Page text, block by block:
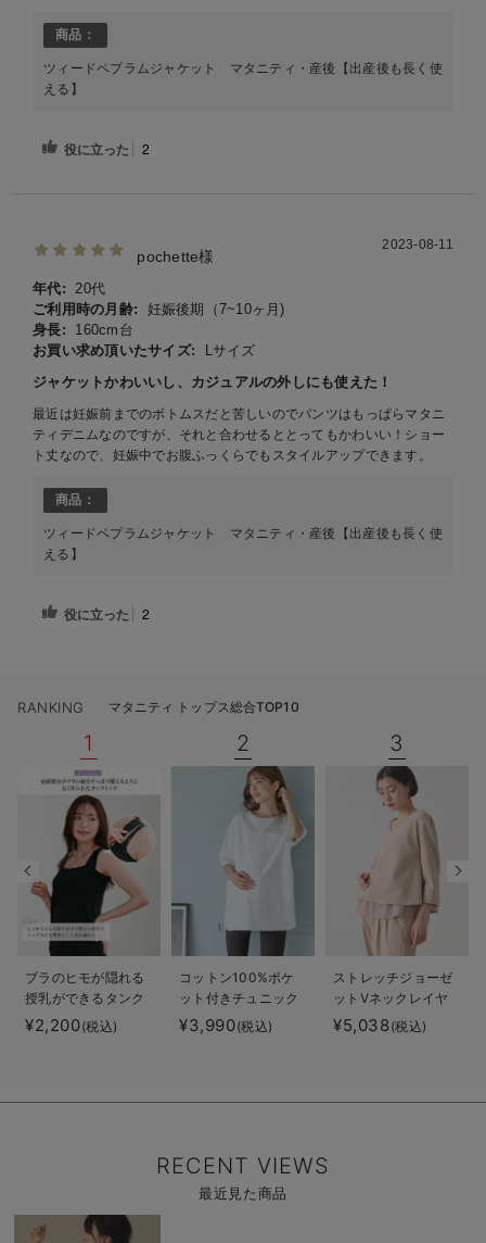
商品：
ツィードペプラムジャケット マタニティ・産後【出産後も長く使
える】
役に立った 2
pochette様
2023-08-11
年代: 20代
ご利用時の月齢:
妊娠後期（7~10ヶ月)
身長:
160cm台
お買い求め頂いたサイズ:
Lサイズ
ジャケットかわいいし、カジュアルの外しにも使えた！
最近は妊娠前までのボトムスだと苦しいのでパンツはもっぱらマタニ
ティデニムなのですが、それと合わせるととってもかわいい！ショー
ト丈なので、妊娠中でお腹ふっくらでもスタイルアップできます。
商品：
ツィードペプラムジャケット マタニティ・産後【出産後も長く使
える】
役に立った 2
RANKING マタニティ トップス総合TOP10
1
ブラのヒモが隠れる
授乳ができるタンク
トップ 抗菌防臭
綿混モダール
¥2,200(税込)
2
コットン100%ポケ
ット付きチュニック
トップス マタニテ
ィ・授乳服【出産後
¥3,990(税込)
3
ストレッチジョーゼ
ットVネックレイヤ
ードトップス マタ
ニティ・授乳服【出
¥5,038(税込)
RECENT VIEWS
最近見た商品
商